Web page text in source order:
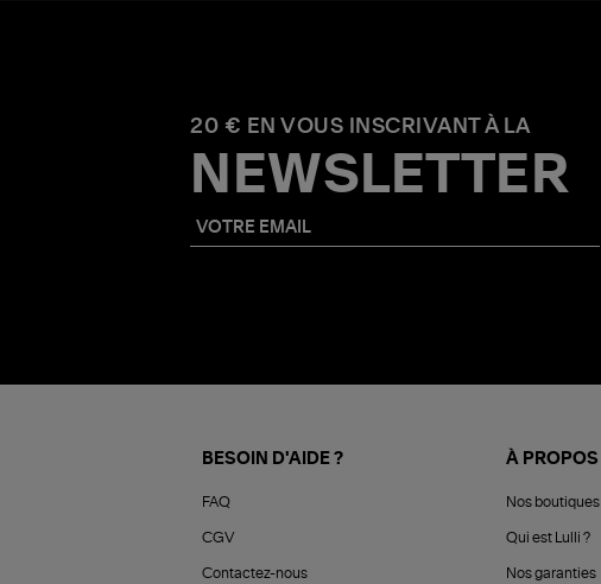
20 € EN VOUS INSCRIVANT À LA
NEWSLETTER
BESOIN D'AIDE ?
FAQ
CGV
Contactez-nous
À PROPOS
Nos boutiques
Qui est Lulli ?
Nos garanties